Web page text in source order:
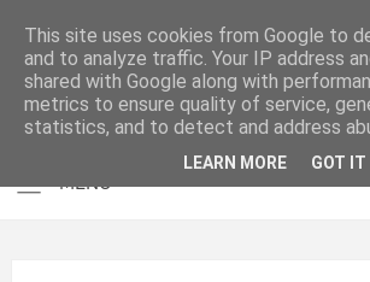
This site uses cookies from Google to
and to analyze traffic. Your IP address
shared with Google along with
metrics to ensure quality of service,
statistics, and to detect and address
LEARN MORE GOT IT